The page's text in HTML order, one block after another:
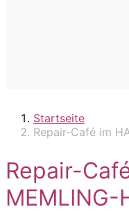
Startseite
Repair-Café im
Repair-
MEMLING-